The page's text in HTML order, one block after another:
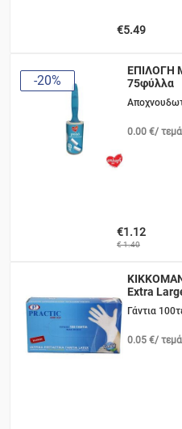
€5.49
-20%
ΕΠΙΛΟΓΗ
75φύλλα
0.00 €/
€1.12
€ 1.40
Extra
Γάντια
0.05 €/